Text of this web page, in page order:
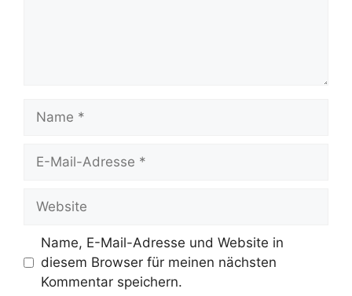
Mail-
Name, E-Mail-Adresse und Website in
diesem Browser für meinen nächsten
Kommentar speichern.